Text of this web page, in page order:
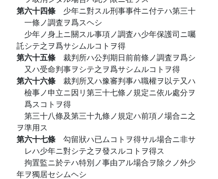
第六十四條 少年ニ對スル刑事事件ニ付テハ第三十
一條ノ調査ヲ爲スヘシ
少年ノ身上ニ關スル事項ノ調査ハ少年保護司ニ囑
託シテ之ヲ爲サシムルコトヲ得
第六十五條 裁判所ハ公判期日前前條ノ調査ヲ爲シ
又ハ受命判事ヲシテ之ヲ爲サシムルコトヲ得
第六十六條 裁判所又ハ豫審判事ハ職權ヲ以テ又ハ
檢事ノ申立ニ因リ第三十七條ノ規定ニ依ル處分ヲ
爲スコトヲ得
第三十八條及第三十九條ノ規定ハ前項ノ場合ニ之
ヲ準用ス
第六十七條 勾留狀ハ已ムコトヲ得サル場合ニ非サ
レハ少年ニ對シテ之ヲ發スルコトヲ得ス
拘置監ニ於テハ特別ノ事由アル場合ヲ除クノ外少
年ヲ獨居セシムヘシ